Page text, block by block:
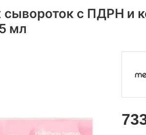
с ПДРН и
мл